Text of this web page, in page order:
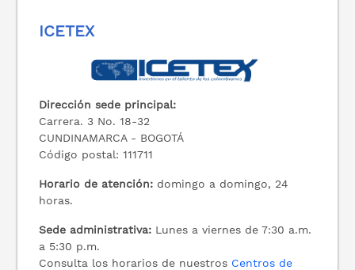
ICETEX
Dirección sede principal:
Carrera. 3 No. 18-32
CUNDINAMARCA - BOGOTÁ
Código postal: 111711
Horario de atención: domingo a domingo, 24
horas.
Sede administrativa: Lunes a viernes de 7:30 a.m.
a 5:30 p.m.
Consulta los horarios de nuestros Centros de